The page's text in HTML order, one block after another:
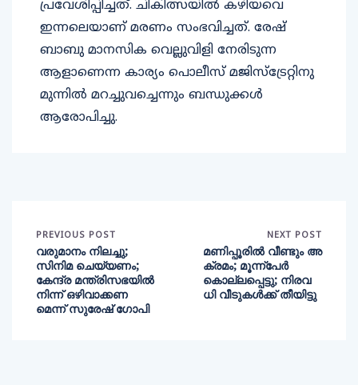
പ്രവേശിപ്പിച്ചത്. ചികിത്സയിൽ കഴിയവെ
ഇന്നലെയാണ് മരണം സംഭവിച്ചത്. രേഷ്
ബാബു മാനസിക വെല്ലുവിളി നേരിടുന്ന
ആളാണെന്ന കാര്യം പൊലീസ് മജിസ്ട്രേറ്റിനു
മുന്നിൽ മറച്ചുവച്ചെന്നും ബന്ധുക്കൾ
ആരോപിച്ചു.
PREVIOUS POST
വരുമാനം നിലച്ചു;
സിനിമ ചെയ്യണം;
കേന്ദ്ര മന്ത്രിസഭയിൽ
നിന്ന് ഒഴിവാക്കണ
മെന്ന് സുരേഷ് ഗോപി
NEXT POST
മണിപ്പൂരില്‍ വീണ്ടും അ
ക്രമം; മൂന്ന്‌പേര്‍
കൊല്ലപ്പെട്ടു; നിരവ
ധി വീടുകള്‍ക്ക് തീയിട്ടു